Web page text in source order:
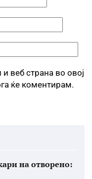
веб страна во овој
ќе коментирам.
на отворено: